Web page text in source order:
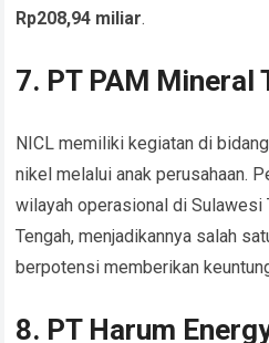
Rp208,94 miliar.
7. PT PAM Mineral
NICL memiliki kegiatan di
nikel melalui anak perusahaan.
wilayah operasional di Sulawesi
Tengah, menjadikannya salah
berpotensi memberikan
8. PT Harum